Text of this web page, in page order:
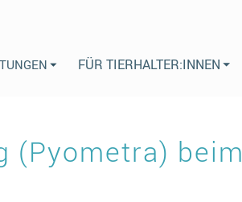
FÜR TIERHALTER:INNEN
(Pyometra) beim